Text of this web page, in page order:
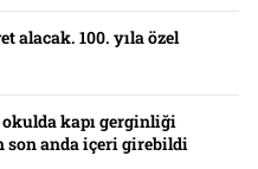
alacak. 100. yıla özel
okulda kapı gerginliği
son anda içeri girebildi